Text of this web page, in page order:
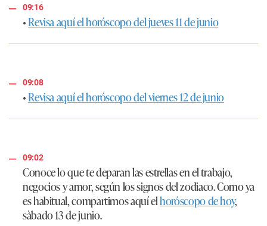
09:16
•Revisa aquí el horóscopo del jueves 11 de junio
09:08
•Revisa aquí el horóscopo del viernes 12 de junio
09:02
Conoce lo que te deparan las estrellas en el trabajo,
negocios y amor, según los signos del zodiaco. Como ya
es habitual, compartimos aquí elhoróscopo de hoy,
sàbado 13 de junio.